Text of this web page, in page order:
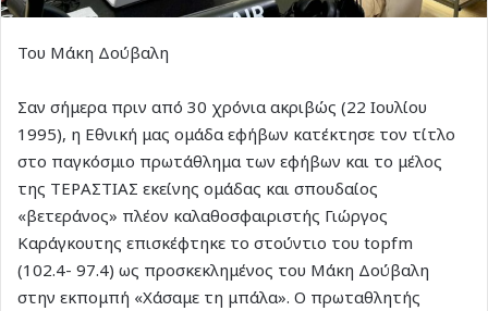
Toυ Μάκη Δούβαλη
Σαν σήμερα πριν από 30 χρόνια ακριβώς (22 Ιουλίου
1995), η Εθνική μας ομάδα εφήβων κατέκτησε τον τίτλο
στο παγκόσμιο πρωτάθλημα των εφήβων και το μέλος
της ΤΕΡΑΣΤΙΑΣ εκείνης ομάδας και σπουδαίος
«βετεράνος» πλέον καλαθοσφαιριστής Γιώργος
Καράγκουτης επισκέφτηκε το στούντιο του topfm
(102.4- 97.4) ως προσκεκλημένος του Μάκη Δούβαλη
στην εκπομπή «Χάσαμε τη μπάλα». Ο πρωταθλητής